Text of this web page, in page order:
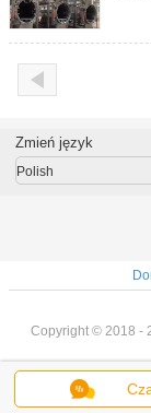
Zmień język
Polish
Copyright © 2018 -